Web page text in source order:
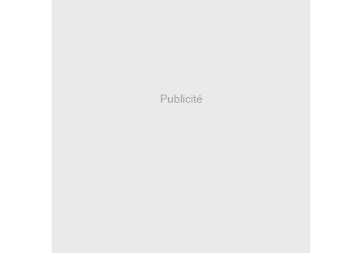
Publicité